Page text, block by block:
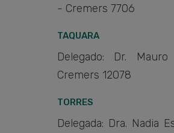
- Cremers 7706
TAQUARA
Delegado: Dr.
Cremers 12078
TORRES
Delegada: Dra. Nadia